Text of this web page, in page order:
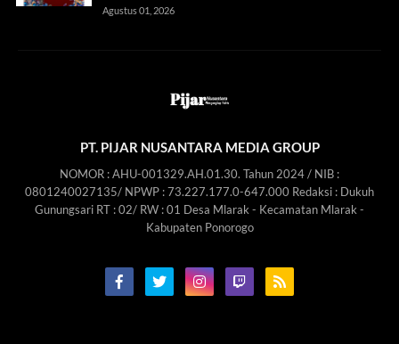
Agustus 01, 2026
PT. PIJAR NUSANTARA MEDIA GROUP
NOMOR : AHU-001329.AH.01.30. Tahun 2024 / NIB :
0801240027135/ NPWP : 73.227.177.0-647.000 Redaksi : Dukuh
Gunungsari RT : 02/ RW : 01 Desa Mlarak - Kecamatan Mlarak -
Kabupaten Ponorogo